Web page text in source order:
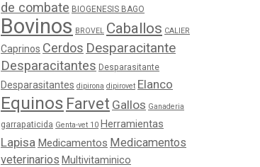
de combate BIOGENESIS BAGO
Bovinos BROVEL Caballos CALIER
Caprinos Cerdos Desparacitante
Desparacitantes Desparasitante
Desparasitantes dipirona dipirovet Elanco
Equinos Farvet Gallos Ganaderia
garrapaticida Genta-vet 10 Herramientas
Lapisa Medicamentos Medicamentos
veterinarios Multivitaminico